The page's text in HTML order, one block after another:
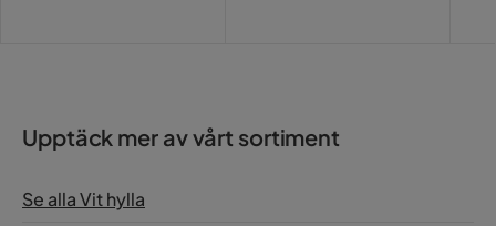
Upptäck mer av vårt sortiment
Se alla Vit hylla